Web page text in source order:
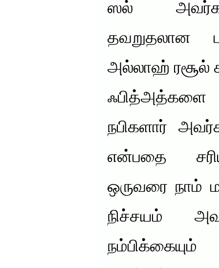
ஸல்
தவறுதலான
அல்லாஹ் ரசூல்
ஃபித்அத்களை
நபிகளார்
என்பதை
ஒருவரை நாம்
நிச்சயம்